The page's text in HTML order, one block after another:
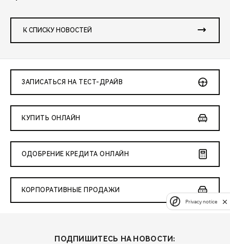
К СПИСКУ НОВОСТЕЙ
ЗАПИСАТЬСЯ НА ТЕСТ-ДРАЙВ
КУПИТЬ ОНЛАЙН
ОДОБРЕНИЕ КРЕДИТА ОНЛАЙН
КОРПОРАТИВНЫЕ ПРОДАЖИ
ПОДПИШИТЕСЬ НА НОВОСТИ:
Privacy notice